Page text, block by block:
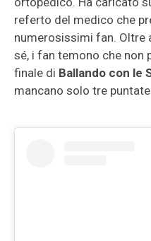
referto del medico che
numerosissimi fan. Oltre
sé, i fan temono che non
finale di Ballando con le
mancano solo tre